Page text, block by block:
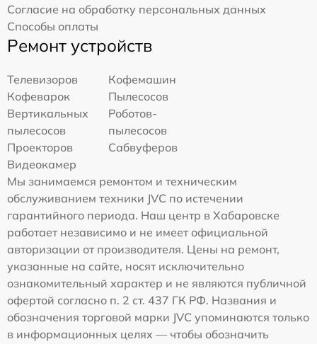
Согласие на обработку персональных данных
Способы оплаты
Ремонт устройств
Телевизоров
Кофемашин
Кофеварок
Пылесосов
Вертикальных
пылесосов
Роботов-
пылесосов
Проекторов
Сабвуферов
Видеокамер
Мы занимаемся ремонтом и техническим
обслуживанием техники JVC по истечении
гарантийного периода. Наш центр в Хабаровске
работает независимо и не имеет официальной
авторизации от производителя. Цены на ремонт,
указанные на сайте, носят исключительно
ознакомительный характер и не являются публичной
офертой согласно п. 2 ст. 437 ГК РФ. Названия и
обозначения торговой марки JVC упоминаются только
в информационных целях — чтобы обозначить